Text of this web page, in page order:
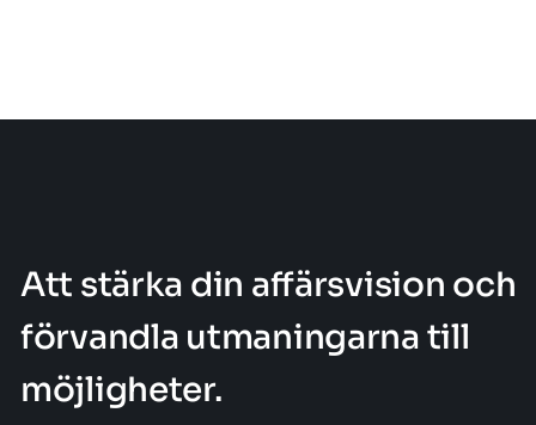
Att stärka din affärsvision och
förvandla utmaningarna till
möjligheter.